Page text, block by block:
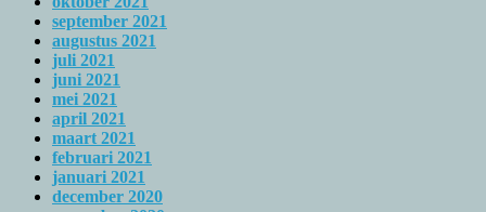
september 2021
augustus 2021
juli 2021
juni 2021
mei 2021
april 2021
maart 2021
februari 2021
januari 2021
december 2020